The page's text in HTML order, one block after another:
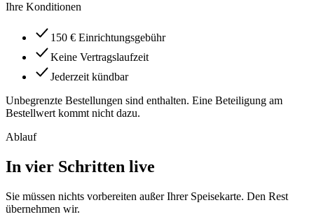
Ihre Konditionen
150 € Einrichtungsgebühr
Keine Vertragslaufzeit
Jederzeit kündbar
Unbegrenzte Bestellungen sind enthalten. Eine Beteiligung am
Bestellwert kommt nicht dazu.
Ablauf
In vier Schritten live
Sie müssen nichts vorbereiten außer Ihrer Speisekarte. Den Rest
übernehmen wir.